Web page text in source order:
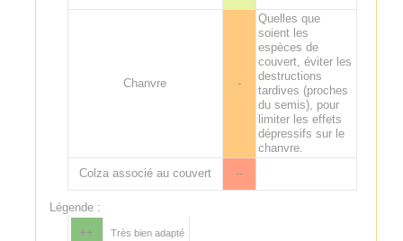
Chanvre -
Quelles que
soient les
espèces de
couvert, éviter les
destructions
tardives (proches
du semis), pour
limiter les effets
dépressifs sur le
chanvre.
Colza associé au couvert
--
Légende :
++
Très bien adapté